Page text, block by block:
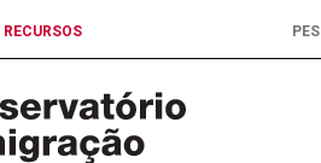
RECURSOS